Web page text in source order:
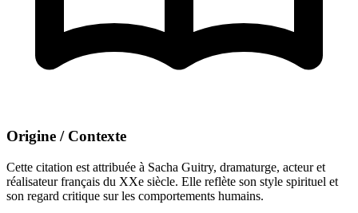
Origine / Contexte
Cette citation est attribuée à Sacha Guitry, dramaturge, acteur et
réalisateur français du XXe siècle. Elle reflète son style spirituel et
son regard critique sur les comportements humains.